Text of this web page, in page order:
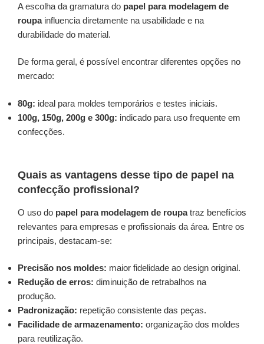
A escolha da gramatura do papel para modelagem de
roupainfluencia diretamente na usabilidade e na
durabilidade do material.
De forma geral, é possível encontrar diferentes opções no
mercado:
80g: ideal para moldes temporários e testes iniciais.
100g, 150g, 200g e 300g: indicado para uso frequente em
confecções.
Quais as vantagens desse tipo de papel na
confecção profissional?
O uso do papel para modelagem de roupatraz benefícios
relevantes para empresas e profissionais da área. Entre os
principais, destacam-se:
Precisão nos moldes: maior fidelidade ao design original.
Redução de erros: diminuição de retrabalhos na
produção.
Padronização: repetição consistente das peças.
Facilidade de armazenamento: organização dos moldes
para reutilização.